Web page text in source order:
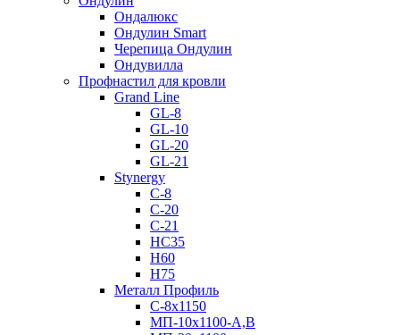
Ондалюкс
Ондулин Smart
Черепица Ондулин
Ондувилла
Профнастил для кровли
Grand Line
GL-8
GL-10
GL-20
GL-21
Stynergy
C-8
C-20
C-21
НС35
Н60
H75
Металл Профиль
С-8х1150
МП-10x1100-А,В